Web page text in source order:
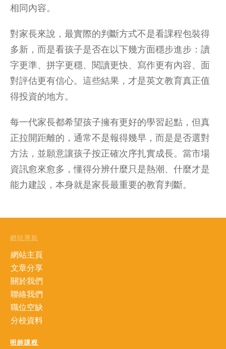
相同內容。
對家長來說，最實際的判斷方式不是看課程包裝得
多新，而是看孩子是否在以下幾方面穩步進步：讀
字更準、拼字更穩、閱讀更快、寫作更有內容、面
對評估更有信心。這些結果，才是英文教育真正值
得投資的地方。
每一代家長都希望孩子擁有更好的學習起點，但真
正拉開距離的，通常不是報得幾早，而是是否選對
方法，並願意讓孩子按正確次序扎實成長。當市場
資訊愈來愈多，懂得分辨什麼只是熱潮、什麼才是
能力建設，本身就是家長最重要的教育判斷。
網站導航
網站主頁
文章分享
關於我們
聯絡我們
職位空缺
分校資料
明師課程